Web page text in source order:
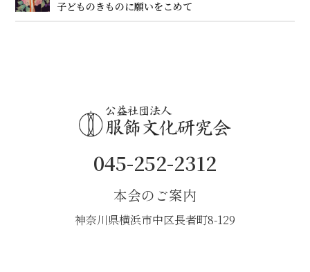
子どものきものに願いをこめて
045-252-2312
本会のご案内
神奈川県横浜市中区長者町8-129